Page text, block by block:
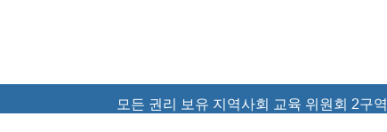
모든 권리 보유 지역사회 교육 위원회 2구역